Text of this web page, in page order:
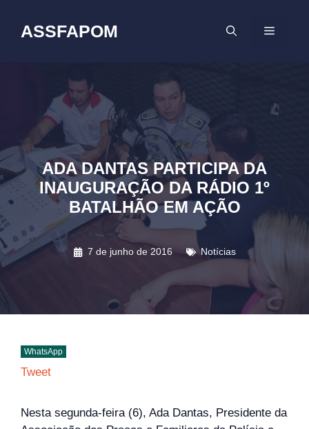
ASSFAPOM MENU
ADA DANTAS PARTICIPA DA
INAUGURAÇÃO DA RÁDIO 1º
BATALHÃO EM AÇÃO
7 de junho de 2016 Notícias
WhatsApp
Tweet
Nesta segunda-feira (6), Ada Dantas, Presidente da